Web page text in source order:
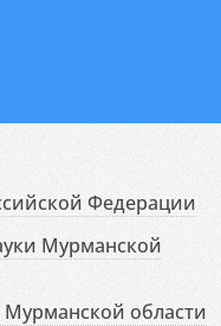
Федерации
Мурманской
Мурманской области